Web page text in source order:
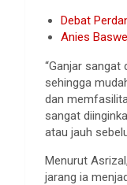
Debat
Anies
“Ganjar sangat
sehingga
dan
sangat
atau jauh
Menurut
jarang ia